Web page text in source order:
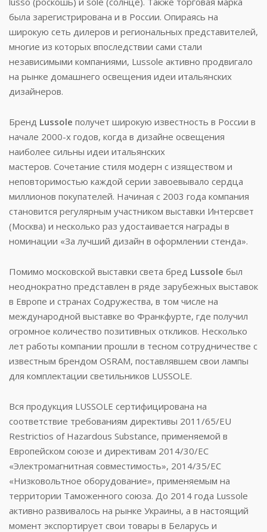
была зарегистрирована и в России. Опираясь на
широкую сеть дилеров и региональных представителей,
многие из которых впоследствии сами стали
независимыми компаниями, Lussole активно продвигало
на рынке домашнего освещения идеи итальянских
дизайнеров.
Бренд Lussole получет широкую известность в России в
начале 2000-х годов, когда в дизайне освещения
наиболее сильны идеи итальянских
мастеров. Сочетание стиля модерн с изяществом и
неповторимостью каждой серии завоевывало сердца
миллионов покупателей. Начиная с 2003 года компания
становится регулярным участником выставки Интерсвет
(Москва) и несколько раз удостаивается награды в
номинации «За лучший дизайн в оформлении стенда».
Помимо московской выставки света бред Lussole был
неоднократно представлен в ряде зарубежных выставок
в Европе и странах Содружества, в том числе на
международной выставке во Франкфурте, где получил
огромное количество позитивных откликов. Несколько
лет работы компании прошли в тесном сотрудничестве с
известным брендом OSRAM, поставлявшем свои лампы
для комплектации светильников LUSSOLE.
Вся продукция LUSSOLE сертифицирована на
соответствие требованиям директивы 2011/65/EU
Restrictios of Hazardous Substance, применяемой в
Европейском союзе и директивам 2014/30/ЕС
«Электромагнитная совместимость», 2014/35/ЕС
«Низковольтное оборудование», применяемым на
территории Таможенного союза. До 2014 года Lussole
активно развивалось на рынке Украины, а в настоящий
момент экспортирует свои товары в Беларусь и